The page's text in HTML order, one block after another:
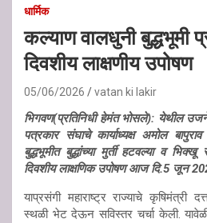
धार्मिक
कल्याण वालधुनी बुद्धभूमी
दिवशीय लाक्षणीय उपोषण
05/06/2026 vatan ki lakir
भिगवण(प्रतिनिधी हेमंत भोसले): येथील
पत्रकार संघाचे कार्याध्यक्ष अमोल
बुद्धभूमीत बुद्धांच्या मुर्ती हटवल्या व भिक्खू
दिवशीय लाक्षणिक उपोषण आज दि.5 जून
याप्रसंगी महाराष्ट्र राज्याचे कृषिमंत्री
स्थळी भेट देऊन सविस्तर चर्चा केली.